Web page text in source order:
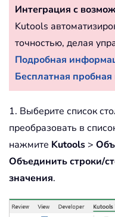
Интеграция с
Kutools
точностью, делая
Подробная
Бесплатная пробная
1. Выберите список
преобразовать в
нажмите Kutools >
Объединить строки/
значения.